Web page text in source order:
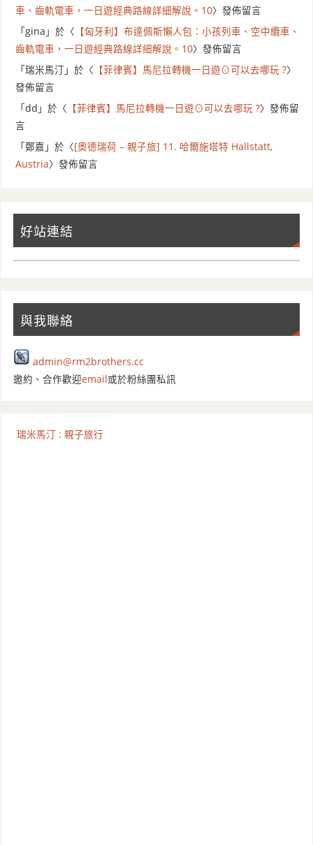
車、齒軌電車，一日遊經典路線詳細解說。10〉發佈留言
「gina 」於〈 【匈牙利】布達佩斯懶人包：小孩列車、空中纜車、
齒軌電車，一日遊經典路線詳細解說。10〉發佈留言
「瑞米馬汀 」於〈 【菲律賓】馬尼拉轉機一日遊⊙可以去哪玩 ?〉
發佈留言
「dd 」於〈 【菲律賓】馬尼拉轉機一日遊⊙可以去哪玩 ?〉發佈留
言
「鄭嘉 」於〈[奧德瑞荷 – 親子旅] 11. 哈爾施塔特 Hallstatt,
Austria〉發佈留言
好站連結
與我聯絡
admin@rm2brothers.cc
邀約、合作歡迎email 或於粉絲團私訊
瑞米馬汀 : 親子旅行